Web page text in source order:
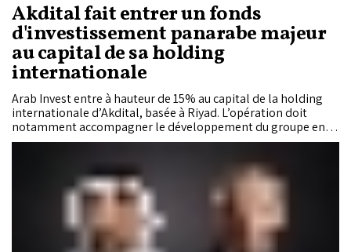
Akdital fait entrer un fonds
d'investissement panarabe majeur
au capital de sa holding
internationale
Arab Invest entre à hauteur de 15% au capital de la holding
internationale d’Akdital, basée à Riyad. L’opération doit
notamment accompagner le développement du groupe en
Arabie Saoudite, où quatre projets hospitaliers sont